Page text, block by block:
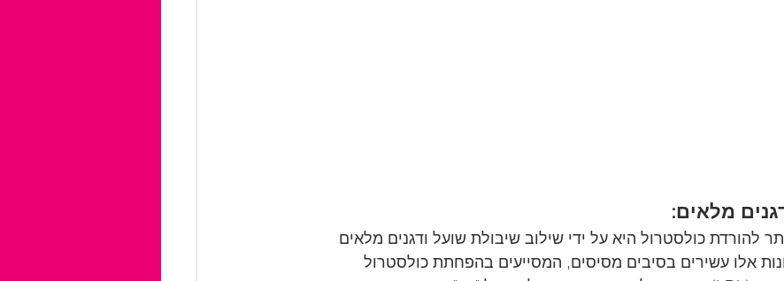
להורדת כולסטרול היא על ידי שילוב שיבולת שועל ודגנים מלאים
אלו עשירים בסיבים מסיסים, המסייעים בהפחתת כולסטרול